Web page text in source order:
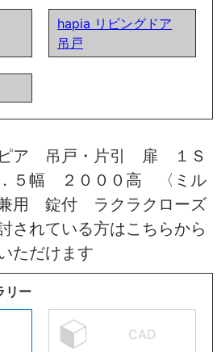
hapia リビングドア
吊戸
ア 吊戸・片引 扉 １Ｓ
５幅 ２０００高 〈ミル
用 錠付 ラクラクローズ
されている方はこちらから
ただけます
リー
CAD